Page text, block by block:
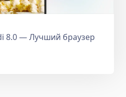
8.0 — Лучший браузер